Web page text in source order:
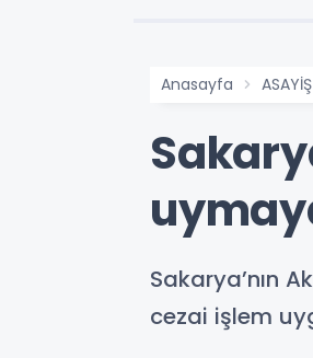
Anasayfa ASAYİŞ
Sakarya’nın
cezai işlem